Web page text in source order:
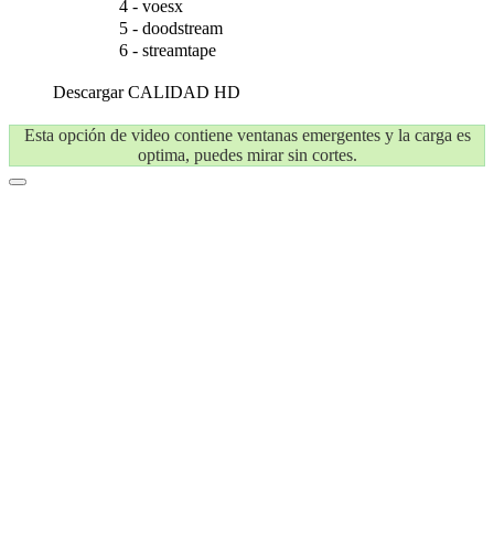
4 - voesx
5 - doodstream
6 - streamtape
DescargarCALIDAD HD
Esta opción de video contiene ventanas emergentes y la carga es
optima, puedes mirar sin cortes.